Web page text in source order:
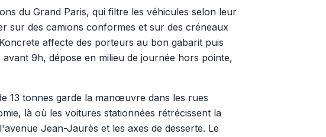
du Grand Paris, qui filtre les véhicules selon leur
sur des camions conformes et sur des créneaux
affecte des porteurs au bon gabarit puis
9h, dépose en milieu de journée hors pointe,
13 tonnes garde la manœuvre dans les rues
là où les voitures stationnées rétrécissent la
Jean-Jaurès et les axes de desserte. Le